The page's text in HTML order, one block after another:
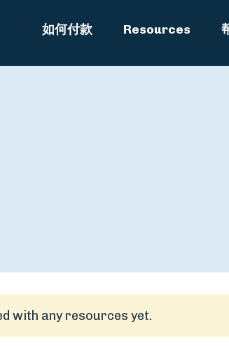
如何付款 Resources
with any resources yet.